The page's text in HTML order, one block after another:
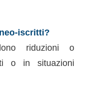
iscritti?
riduzioni o
o in situazioni